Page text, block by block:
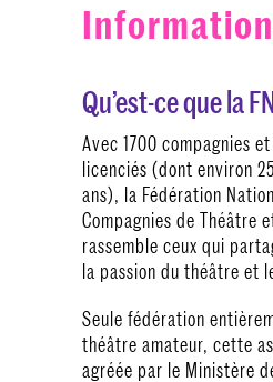
Qu’est-ce que la
Avec 1700 compagnies
licenciés (dont environ
ans), la Fédération
Compagnies de Théâtre
rassemble ceux qui
la passion du théâtre et
Seule fédération
théâtre amateur, cette
agréée par le Ministère